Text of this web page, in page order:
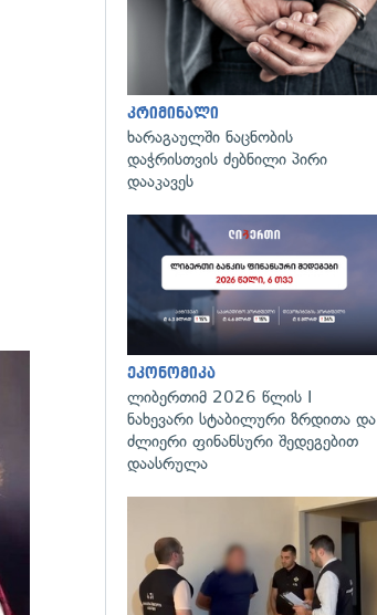
კრიმინალი
ხარაგაულში ნაცნობის
დაჭრისთვის ძებნილი პირი
დააკავეს
ეკონომიკა
ლიბერთიმ 2026 წლის I
ნახევარი სტაბილური ზრდითა და
ძლიერი ფინანსური შედეგებით
დაასრულა